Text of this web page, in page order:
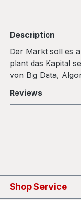
Description
Der Markt soll es
plant das Kapital
von Big Data,
Reviews
Shop Service